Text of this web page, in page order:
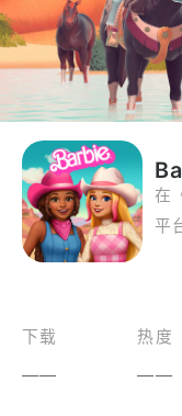
平
下载
——
热度
——